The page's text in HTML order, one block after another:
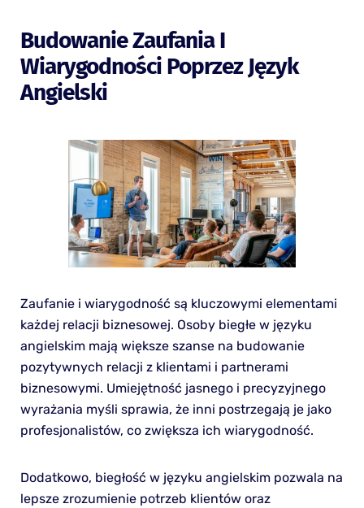
Budowanie Zaufania I
Wiarygodności Poprzez Język
Angielski
Zaufanie i wiarygodność są kluczowymi elementami
każdej relacji biznesowej. Osoby biegłe w języku
angielskim mają większe szanse na budowanie
pozytywnych relacji z klientami i partnerami
biznesowymi. Umiejętność jasnego i precyzyjnego
wyrażania myśli sprawia, że inni postrzegają je jako
profesjonalistów, co zwiększa ich wiarygodność.
Dodatkowo, biegłość w języku angielskim pozwala na
lepsze zrozumienie potrzeb klientów oraz